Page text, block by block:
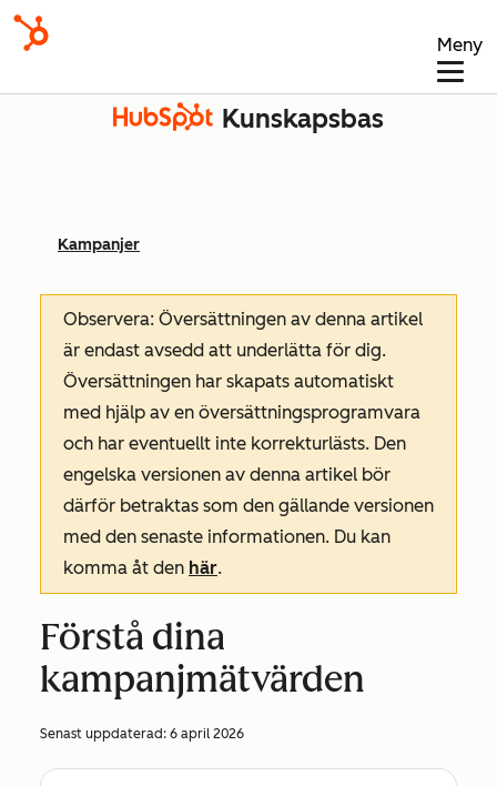
Meny
Kunskapsbas
Kampanjer
Observera: Översättningen av denna artikel
är endast avsedd att underlätta för dig.
Översättningen har skapats automatiskt
med hjälp av en översättningsprogramvara
och har eventuellt inte korrekturlästs. Den
engelska versionen av denna artikel bör
därför betraktas som den gällande versionen
med den senaste informationen. Du kan
komma åt den här.
Förstå dina
kampanjmätvärden
Senast uppdaterad: 6 april 2026